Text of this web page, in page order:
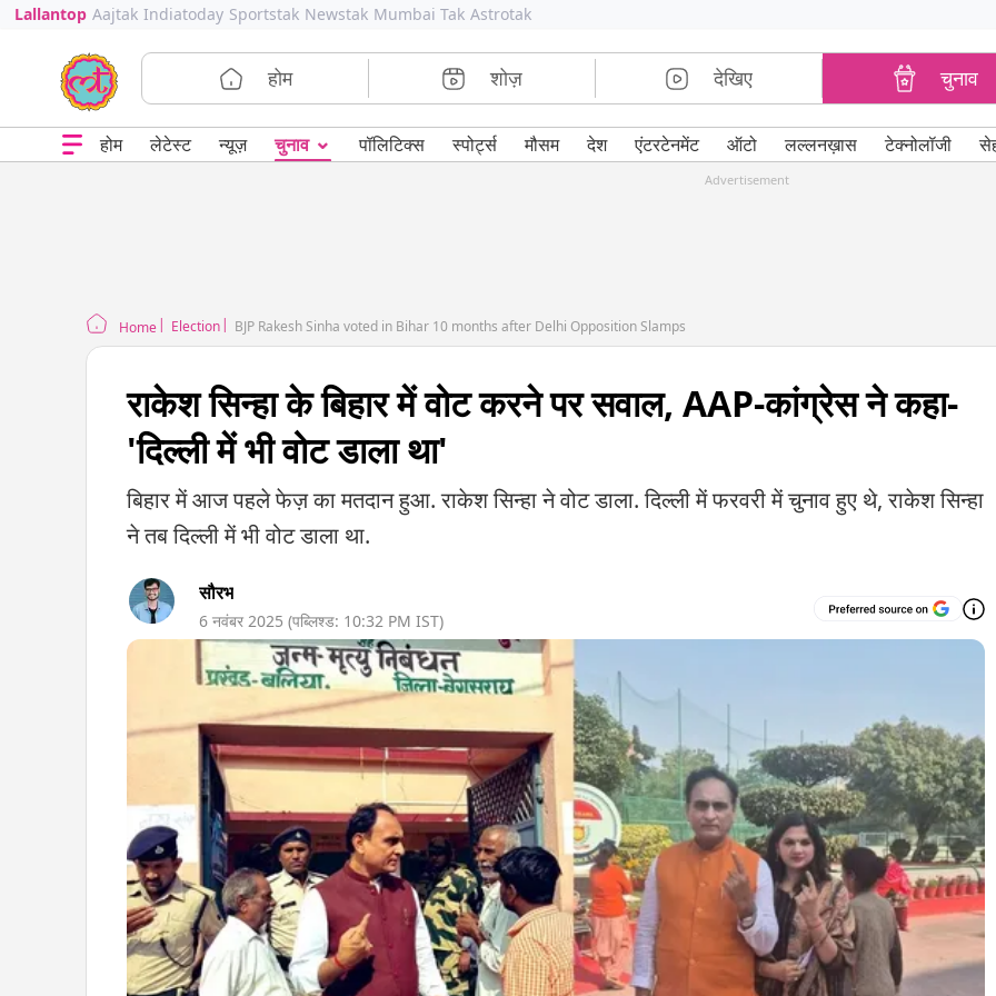
Lallantop Aajtak Indiatoday Sportstak Newstak Mumbai Tak Astrotak
होम शोज़ देखिए चुनाव
होम लेटेस्ट न्यूज़ चुनाव ⌄ पॉलिटिक्स स्पोर्ट्स मौसम देश एंटरटेनमेंट ऑटो लल्लनख़ास टेक्नोलॉजी
Advertisement
Home Election BJP Rakesh Sinha voted in Bihar 10 months after Delhi Opposition Slamps
राकेश सिन्हा के बिहार में वोट करने पर सवाल, AAP-कांग्रेस ने कहा-
'दिल्ली में भी वोट डाला था'
बिहार में आज पहले फेज़ का मतदान हुआ. राकेश सिन्हा ने वोट डाला. दिल्ली में फरवरी में चुनाव हुए थे, राकेश सिन्हा
ने तब दिल्ली में भी वोट डाला था.
सौरभ
6 नवंबर 2025 (पब्लिश्ड: 10:32 PM IST)